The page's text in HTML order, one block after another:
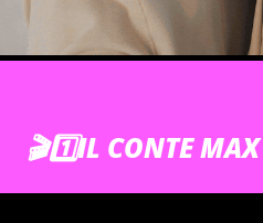
🎬1️⃣IL CONTE MAX